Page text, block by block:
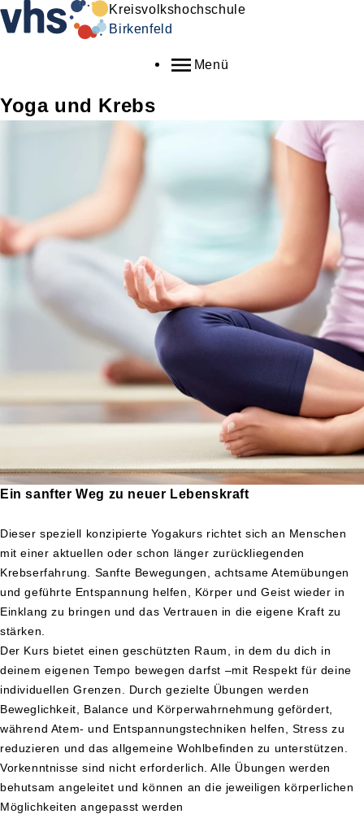
Kreisvolkshochschule
Birkenfeld
Menü
Yoga und Krebs
Ein sanfter Weg zu neuer Lebenskraft
Dieser speziell konzipierte Yogakurs richtet sich an Menschen
mit einer aktuellen oder schon länger zurückliegenden
Krebserfahrung. Sanfte Bewegungen, achtsame Atemübungen
und geführte Entspannung helfen, Körper und Geist wieder in
Einklang zu bringen und das Vertrauen in die eigene Kraft zu
stärken.
Der Kurs bietet einen geschützten Raum, in dem du dich in
deinem eigenen Tempo bewegen darfst –mit Respekt für deine
individuellen Grenzen. Durch gezielte Übungen werden
Beweglichkeit, Balance und Körperwahrnehmung gefördert,
während Atem- und Entspannungstechniken helfen, Stress zu
reduzieren und das allgemeine Wohlbefinden zu unterstützen.
Vorkenntnisse sind nicht erforderlich. Alle Übungen werden
behutsam angeleitet und können an die jeweiligen körperlichen
Möglichkeiten angepasst werden